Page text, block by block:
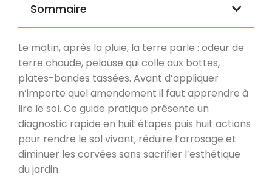
Sommaire
Le matin, après la pluie, la terre parle : odeur de
terre chaude, pelouse qui colle aux bottes,
plates-bandes tassées. Avant d’appliquer
n’importe quel amendement il faut apprendre à
lire le sol. Ce guide pratique présente un
diagnostic rapide en huit étapes puis huit actions
pour rendre le sol vivant, réduire l’arrosage et
diminuer les corvées sans sacrifier l’esthétique
du jardin.